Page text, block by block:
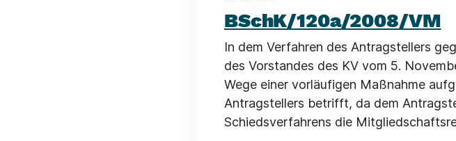
BSchK/120a/2008/VM
In dem Verfahren des Antragstellers
des Vorstandes des KV vom 5.
Wege einer vorläufigen Maßnahme
Antragstellers betrifft, da dem
Schiedsverfahrens die